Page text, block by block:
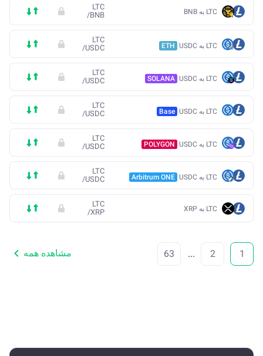
LTC به BNB
LTC
/BNB
LTC به USDC ETH
LTC
/USDC
LTC به USDC SOLANA
LTC
/USDC
LTC به USDC Base
LTC
/USDC
LTC به USDC POLYGON
LTC
/USDC
LTC به USDC Arbitrum ONE
LTC
/USDC
LTC به XRP
LTC
/XRP
1
2
...
63 مشاهده همه